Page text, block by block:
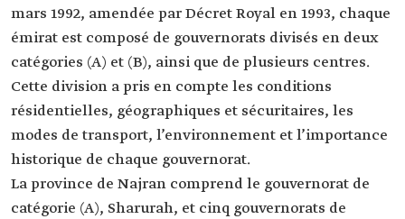
mars 1992, amendée par Décret Royal en 1993, chaque
émirat est composé de gouvernorats divisés en deux
catégories (A) et (B), ainsi que de plusieurs centres.
Cette division a pris en compte les conditions
résidentielles, géographiques et sécuritaires, les
modes de transport, l’environnement et l’importance
historique de chaque gouvernorat.
La province de Najran comprend le gouvernorat de
catégorie (A), Sharurah, et cinq gouvernorats de